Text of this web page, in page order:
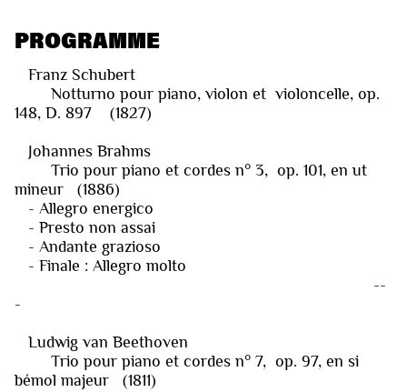
PROGRAMME
Franz Schubert
Notturno pour piano, violon et violoncelle, op.
148, D. 897 (1827)
Johannes Brahms
Trio pour piano et cordes n° 3, op. 101, en ut
mineur (1886)
- Allegro energico
- Presto non assai
- Andante grazioso
- Finale : Allegro molto
--
-
Ludwig van Beethoven
Trio pour piano et cordes n° 7, op. 97, en si
bémol majeur (1811)